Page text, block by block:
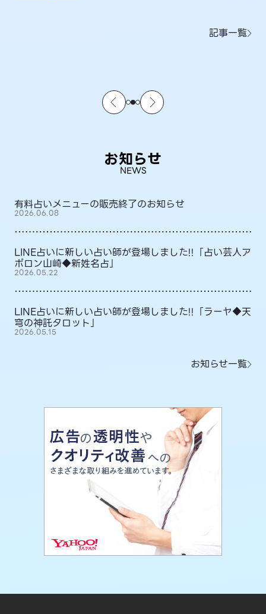
記事一覧
お知らせ
NEWS
有料占いメニューの販売終了のお知らせ
2026.06.08
LINE占いに新しい占い師が登場しました!!「占い芸人ア
ポロン山崎◆新姓名占」
2026.05.22
LINE占いに新しい占い師が登場しました!!「ラーヤ◆天
穹の神託タロット」
2026.05.15
お知らせ一覧